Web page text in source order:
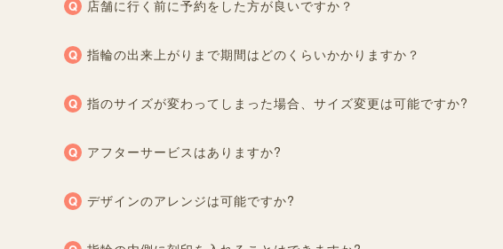
店舗に行く前に予約をした方が良いですか？
指輪の出来上がりまで期間はどのくらいかかりますか？
指のサイズが変わってしまった場合、サイズ変更は可能ですか?
アフターサービスはありますか?
デザインのアレンジは可能ですか?